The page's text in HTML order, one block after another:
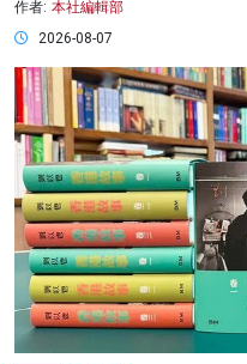
作者: 本社編輯部
2026-08-07